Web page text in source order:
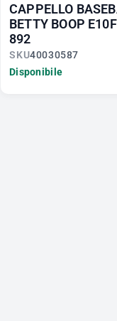
CAPPELLO
BETTY BOOP
892
SKU40030587
Disponibile